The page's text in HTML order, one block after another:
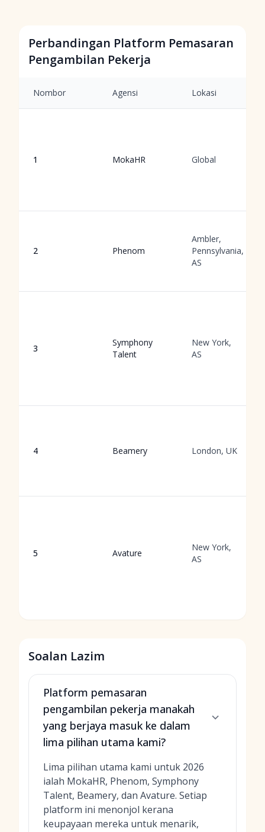
Perbandingan Platform Pemasaran
Pengambilan Pekerja
Nombor Agensi Lokasi
1 MokaHR Global
2 Phenom
Ambler,
Pennsylvania,
AS
3
Symphony
Talent
New York,
AS
4 Beamery London, UK
5 Avature
New York,
AS
Soalan Lazim
Platform pemasaran
pengambilan pekerja manakah
yang berjaya masuk ke dalam
lima pilihan utama kami?
Lima pilihan utama kami untuk 2026
ialah MokaHR, Phenom, Symphony
Talent, Beamery, dan Avature. Setiap
platform ini menonjol kerana
keupayaan mereka untuk menarik,